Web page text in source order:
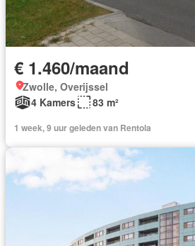
€ 1.460/maand
Zwolle, Overijssel
4 Kamers
83 m²
1 week, 9 uur geleden van Rentola